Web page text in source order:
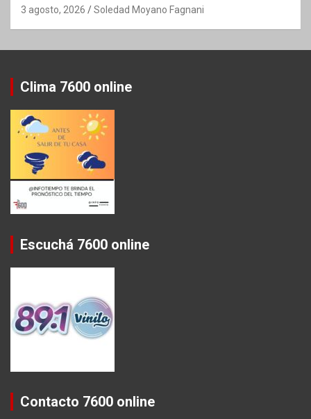
3 agosto, 2026 Soledad Moyano Fagnani
Clima 7600 online
Escuchá 7600 online
Contacto 7600 online